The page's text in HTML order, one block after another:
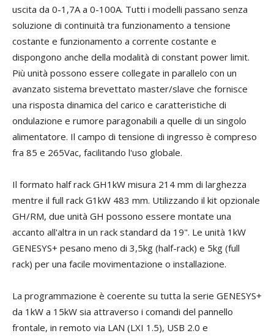
uscita da 0-1,7A a 0-100A. Tutti i modelli passano senza
soluzione di continuità tra funzionamento a tensione
costante e funzionamento a corrente costante e
dispongono anche della modalità di constant power limit.
Più unità possono essere collegate in parallelo con un
avanzato sistema brevettato master/slave che fornisce
una risposta dinamica del carico e caratteristiche di
ondulazione e rumore paragonabili a quelle di un singolo
alimentatore. Il campo di tensione di ingresso è compreso
fra 85 e 265Vac, facilitando l'uso globale.
Il formato half rack GH1kW misura 214 mm di larghezza
mentre il full rack G1kW 483 mm. Utilizzando il kit opzionale
GH/RM, due unità GH possono essere montate una
accanto all'altra in un rack standard da 19". Le unità 1kW
GENESYS+ pesano meno di 3,5kg (half-rack) e 5kg (full
rack) per una facile movimentazione o installazione.
La programmazione è coerente su tutta la serie GENESYS+
da 1kW a 15kW sia attraverso i comandi del pannello
frontale, in remoto via LAN (LXI 1.5), USB 2.0 e